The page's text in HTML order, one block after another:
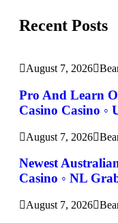
Recent Posts
August 7, 2026
Pro And Learn
Casino Casino ◦
August 7, 2026
Newest
Casino ◦ NL
August 7, 2026